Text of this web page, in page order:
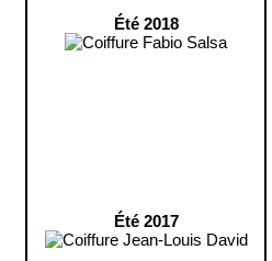
Été 2018
Été 2017